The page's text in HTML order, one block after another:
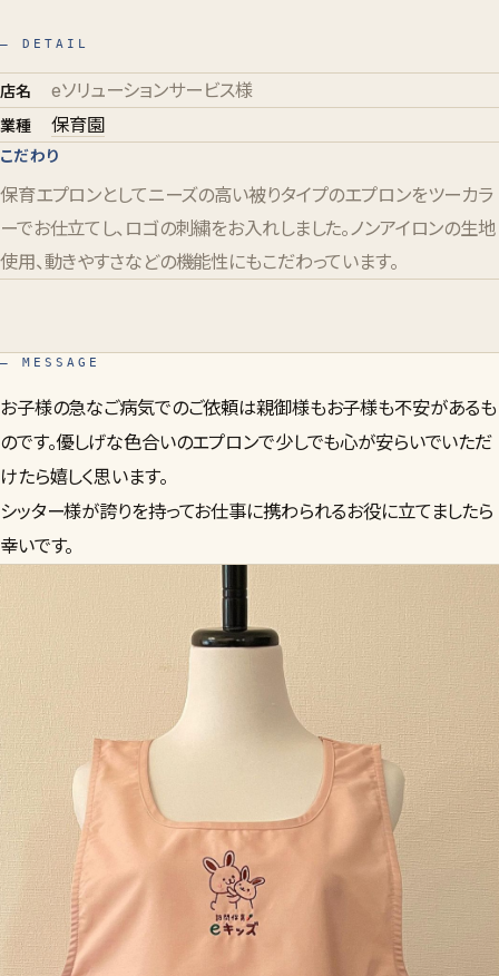
— DETAIL
店名 eソリューションサービス様
業種 保育園
こだわり
保育エプロンとしてニーズの高い被りタイプのエプロンをツーカラ
ーでお仕立てし、ロゴの刺繍をお入れしました。ノンアイロンの生地
使用、動きやすさなどの機能性にもこだわっています。
— MESSAGE
お子様の急なご病気でのご依頼は親御様もお子様も不安があるも
のです。優しげな色合いのエプロンで少しでも心が安らいでいただ
けたら嬉しく思います。
シッター様が誇りを持ってお仕事に携わられるお役に立てましたら
幸いです。